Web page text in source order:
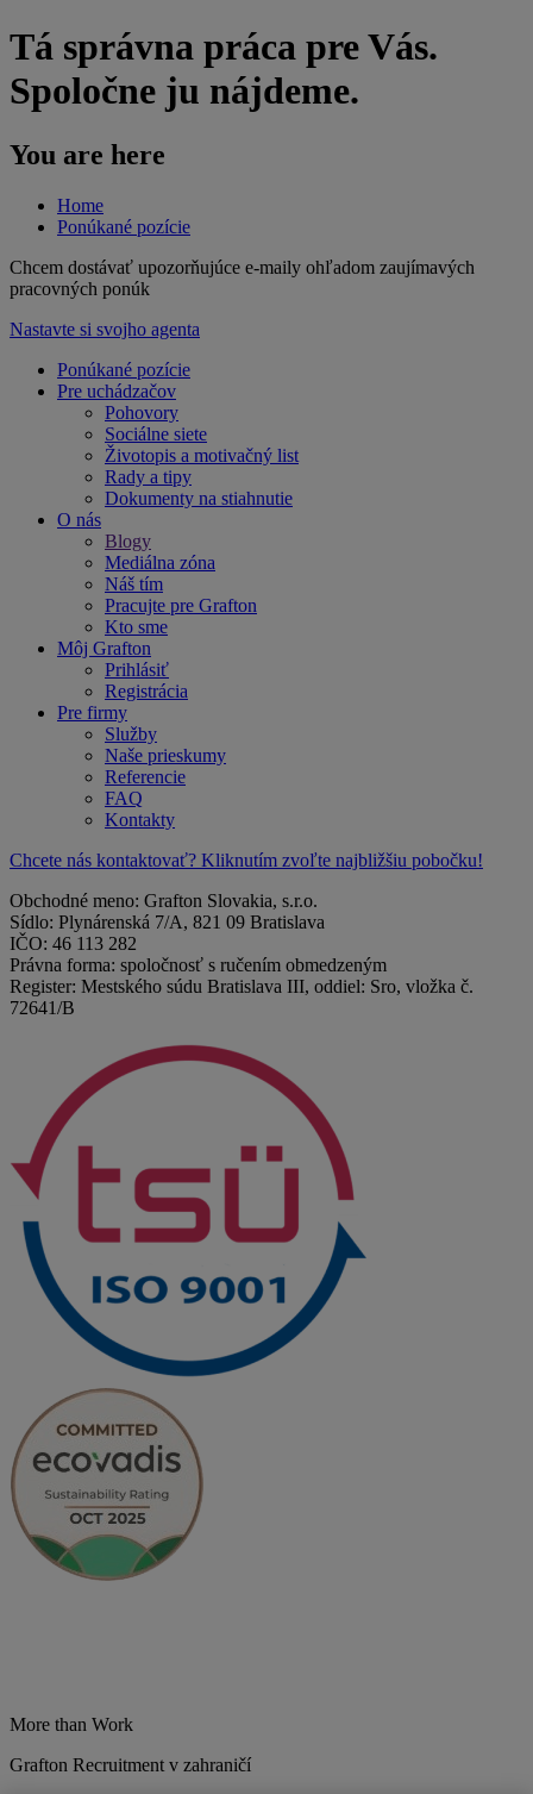
Tá správna práca pre Vás.
Spoločne ju nájdeme.
You are here
Home
Ponúkané pozície
Chcem dostávať upozorňujúce e-maily ohľadom zaujímavých
pracovných ponúk
Nastavte si svojho agenta
Ponúkané pozície
Pre uchádzačov
Pohovory
Sociálne siete
Životopis a motivačný list
Rady a tipy
Dokumenty na stiahnutie
O nás
Blogy
Mediálna zóna
Náš tím
Pracujte pre Grafton
Kto sme
Môj Grafton
Prihlásiť
Registrácia
Pre firmy
Služby
Naše prieskumy
Referencie
FAQ
Kontakty
Chcete nás kontaktovať? Kliknutím zvoľte najbližšiu pobočku!
Obchodné meno: Grafton Slovakia, s.r.o.
Sídlo: Plynárenská 7/A, 821 09 Bratislava
IČO: 46 113 282
Právna forma: spoločnosť s ručením obmedzeným
Register: Mestského súdu Bratislava III, oddiel: Sro, vložka č.
72641/B
More than Work
Grafton Recruitment v zahraničí